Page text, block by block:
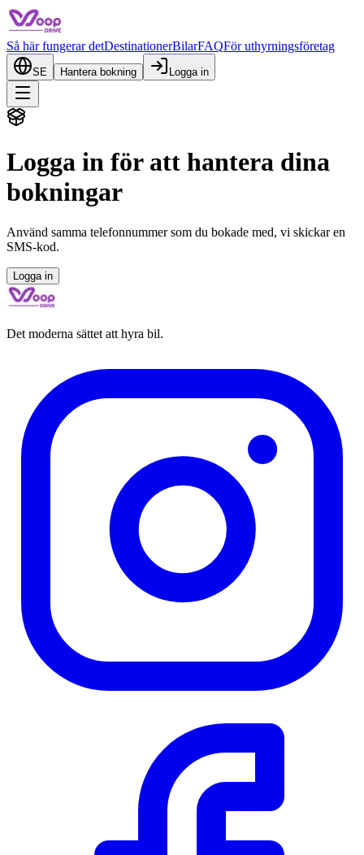
Så här fungerar detDestinationerBilarFAQFör uthyrningsföretag
SE Hantera bokning Logga in
Logga in för att hantera dina
bokningar
Använd samma telefonnummer som du bokade med, vi skickar en
SMS-kod.
Logga in
Det moderna sättet att hyra bil.